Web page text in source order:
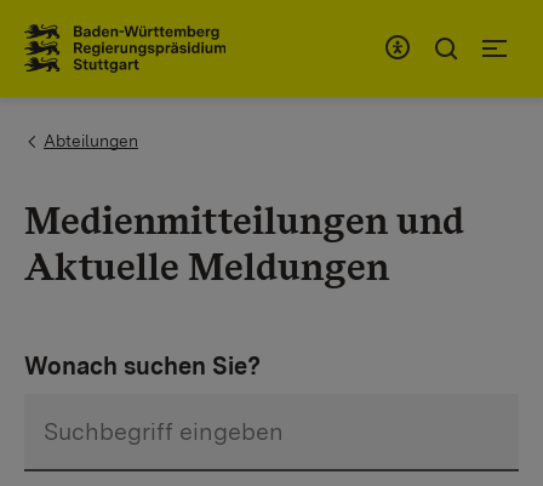
You are here:
Abteilungen
Medienmitteilungen und
Aktuelle Meldungen
Wonach suchen Sie?